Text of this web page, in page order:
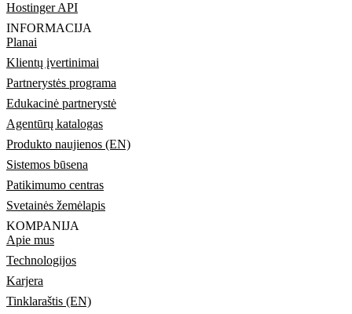
Hostinger API
INFORMACIJA
Planai
Klientų įvertinimai
Partnerystės programa
Edukacinė partnerystė
Agentūrų katalogas
Produkto naujienos (EN)
Sistemos būsena
Patikimumo centras
Svetainės žemėlapis
KOMPANIJA
Apie mus
Technologijos
Karjera
Tinklaraštis (EN)